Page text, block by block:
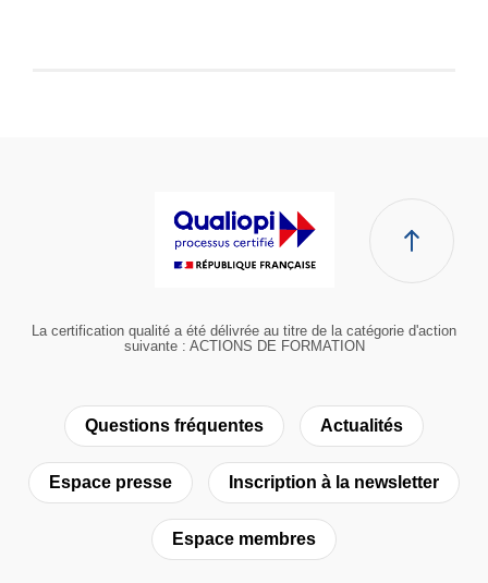
La certification qualité a été délivrée au titre de la catégorie d'action
suivante : ACTIONS DE FORMATION
Questions fréquentes Actualités
Espace presse Inscription à la newsletter
Espace membres